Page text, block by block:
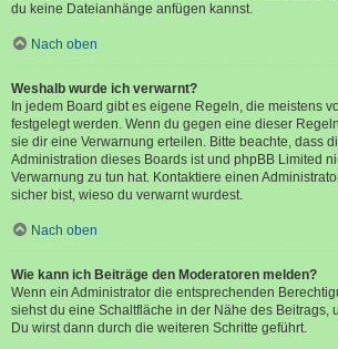
du keine Dateianhänge anfügen kannst.
Nach oben
Weshalb wurde ich verwarnt?
In jedem Board gibt es eigene Regeln, die meistens
festgelegt werden. Wenn du gegen eine dieser
sie dir eine Verwarnung erteilen. Bitte beachte, dass
Administration dieses Boards ist und phpBB Limited
Verwarnung zu tun hat. Kontaktiere einen
sicher bist, wieso du verwarnt wurdest.
Nach oben
Wie kann ich Beiträge den Moderatoren melden?
Wenn ein Administrator die entsprechenden
siehst du eine Schaltfläche in der Nähe des Beitrags,
Du wirst dann durch die weiteren Schritte geführt.